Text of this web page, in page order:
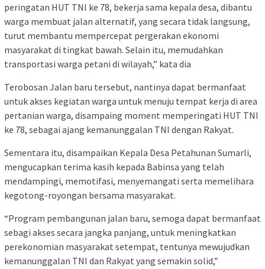
peringatan HUT TNI ke 78, bekerja sama kepala desa, dibantu
warga membuat jalan alternatif, yang secara tidak langsung,
turut membantu mempercepat pergerakan ekonomi
masyarakat di tingkat bawah. Selain itu, memudahkan
transportasi warga petani di wilayah,” kata dia
Terobosan Jalan baru tersebut, nantinya dapat bermanfaat
untuk akses kegiatan warga untuk menuju tempat kerja di area
pertanian warga, disampaing moment memperingati HUT TNI
ke 78, sebagai ajang kemanunggalan TNI dengan Rakyat.
Sementara itu, disampaikan Kepala Desa Petahunan Sumarli,
mengucapkan terima kasih kepada Babinsa yang telah
mendampingi, memotifasi, menyemangati serta memelihara
kegotong-royongan bersama masyarakat.
“Program pembangunan jalan baru, semoga dapat bermanfaat
sebagi akses secara jangka panjang, untuk meningkatkan
perekonomian masyarakat setempat, tentunya mewujudkan
kemanunggalan TNI dan Rakyat yang semakin solid,”